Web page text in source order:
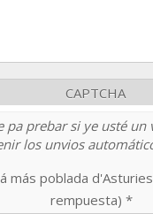
CAPTCHA
pa prebar si ye usté
los unvios
más poblada
rempuesta) *